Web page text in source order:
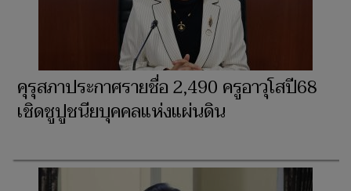
คุรุสภาประกาศรายชื่อ 2,490 ครูอาวุโสปี68
เชิดชูปูชนียบุคคลแห่งแผ่นดิน